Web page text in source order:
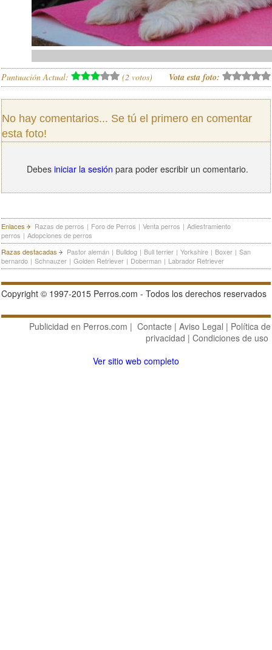
Puntuación Actual: (2 votos) Vota esta foto:
No hay comentarios... Se tú el primero en comentar
esta foto!
Debes iniciar la sesión para poder escribir un comentario.
Enlaces Razas de perros | Foro de Perros | Venta perros | Adiestramiento
perros | Adopciones de perros
Razas destacadas
Pastor alemán | Bulldog | Bull terrier | Yorkshire | Boxer | San
bernardo | Schnauzer | Golden Retriever | Doberman | Labrador Retriever
Copyright © 1997-2015 Perros.com - Todos los derechos reservados
Publicidad en Perros.com | Contacte | Aviso Legal | Política de
privacidad | Condiciones de uso
Ver sitio web completo